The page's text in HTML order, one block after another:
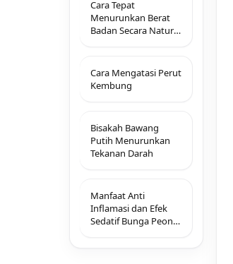
Cara Tepat
Menurunkan Berat
Badan Secara Natural
Cara Mengatasi Perut
Kembung
Bisakah Bawang
Putih Menurunkan
Tekanan Darah
Manfaat Anti
Inflamasi dan Efek
Sedatif Bunga Peony